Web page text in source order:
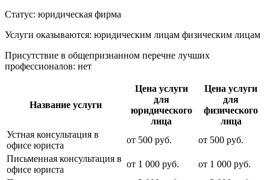
Статус: юридическая фирма
Услуги оказываются: юридическим лицам физическим лицам
Присутствие в общепризнанном перечне лучших
профессионалов: нет
Название услуги
Цена услуги
для
юридического
лица
Цена услуги
для
физического
лица
Устная консультация в
офисе юриста
от 500 руб. от 500 руб.
Письменная консультация в
офисе юриста
от 1 000 руб. от 1 000 руб.